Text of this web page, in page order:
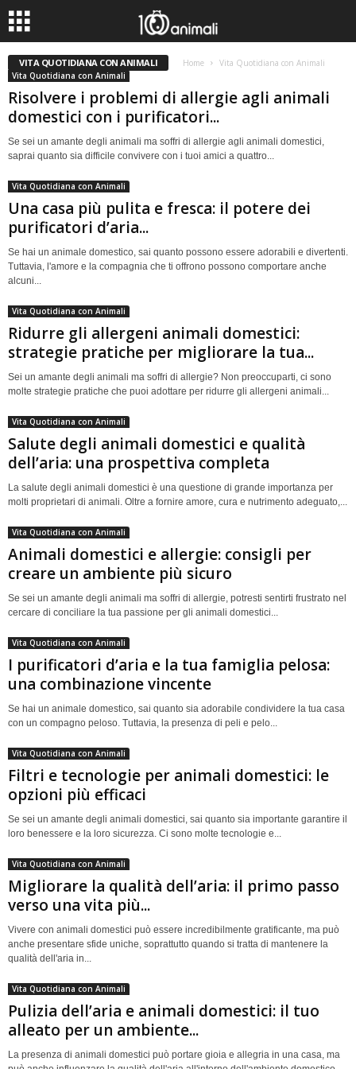
VITA QUOTIDIANA CON ANIMALI Home
Vita Quotidiana con Animali
Vita Quotidiana con Animali
Risolvere i problemi di allergie agli animali
domestici con i purificatori...
Se sei un amante degli animali ma soffri di allergie agli animali domestici,
saprai quanto sia difficile convivere con i tuoi amici a quattro...
Vita Quotidiana con Animali
Una casa più pulita e fresca: il potere dei
purificatori d’aria...
Se hai un animale domestico, sai quanto possono essere adorabili e divertenti.
Tuttavia, l'amore e la compagnia che ti offrono possono comportare anche
alcuni...
Vita Quotidiana con Animali
Ridurre gli allergeni animali domestici:
strategie pratiche per migliorare la tua...
Sei un amante degli animali ma soffri di allergie? Non preoccuparti, ci sono
molte strategie pratiche che puoi adottare per ridurre gli allergeni animali...
Vita Quotidiana con Animali
Salute degli animali domestici e qualità
dell’aria: una prospettiva completa
La salute degli animali domestici è una questione di grande importanza per
molti proprietari di animali. Oltre a fornire amore, cura e nutrimento adeguato,...
Vita Quotidiana con Animali
Animali domestici e allergie: consigli per
creare un ambiente più sicuro
Se sei un amante degli animali ma soffri di allergie, potresti sentirti frustrato nel
cercare di conciliare la tua passione per gli animali domestici...
Vita Quotidiana con Animali
I purificatori d’aria e la tua famiglia pelosa:
una combinazione vincente
Se hai un animale domestico, sai quanto sia adorabile condividere la tua casa
con un compagno peloso. Tuttavia, la presenza di peli e pelo...
Vita Quotidiana con Animali
Filtri e tecnologie per animali domestici: le
opzioni più efficaci
Se sei un amante degli animali domestici, sai quanto sia importante garantire il
loro benessere e la loro sicurezza. Ci sono molte tecnologie e...
Vita Quotidiana con Animali
Migliorare la qualità dell’aria: il primo passo
verso una vita più...
Vivere con animali domestici può essere incredibilmente gratificante, ma può
anche presentare sfide uniche, soprattutto quando si tratta di mantenere la
qualità dell'aria in...
Vita Quotidiana con Animali
Pulizia dell’aria e animali domestici: il tuo
alleato per un ambiente...
La presenza di animali domestici può portare gioia e allegria in una casa, ma